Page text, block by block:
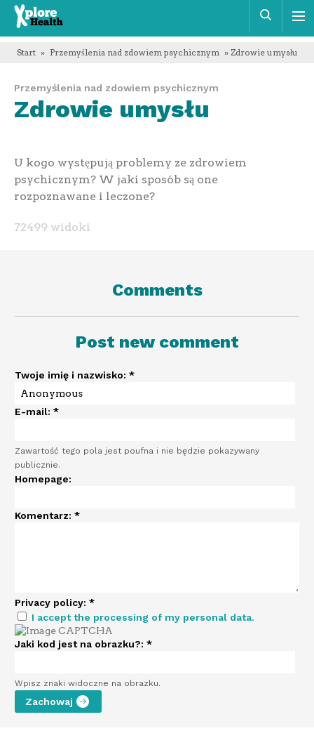
Xplore
Health
Start » Przemyślenia nad zdowiem psychicznym » Zdrowie umysłu
Przemyślenia nad zdowiem psychicznym
Zdrowie umysłu
U kogo występują problemy ze zdrowiem
psychicznym? W jaki sposób są one
rozpoznawane i leczone?
72499 widoki
Comments
Post new comment
Twoje imię i nazwisko: *
E-mail: *
Zawartość tego pola jest poufna i nie będzie pokazywany
publicznie.
Homepage:
Komentarz: *
Privacy policy: *
I accept the processing of my personal data.
Jaki kod jest na obrazku?: *
Wpisz znaki widoczne na obrazku.